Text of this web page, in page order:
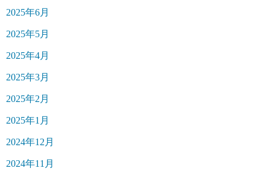
2025年6月
2025年5月
2025年4月
2025年3月
2025年2月
2025年1月
2024年12月
2024年11月